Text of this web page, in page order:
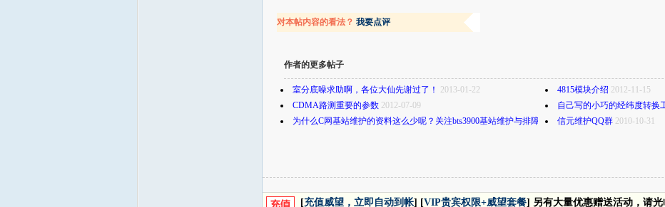
对本帖内容的看法？ 我要点评
作者的更多帖子
室分底噪求助啊，各位大仙先谢过了！ 2013-01-22 4815模块介绍 2012-11-15
CDMA路测重要的参数 2012-07-09 自己写的小巧的经纬度转换
为什么C网基站维护的资料这么少呢？关注bts3900基站维护与排障的资料 2010-12-04
信元维护QQ群 2010-10-31
[充值威望，立即自动到帐] [VIP贵宾权限+威望套餐] 另有大量优惠赠送活动，请